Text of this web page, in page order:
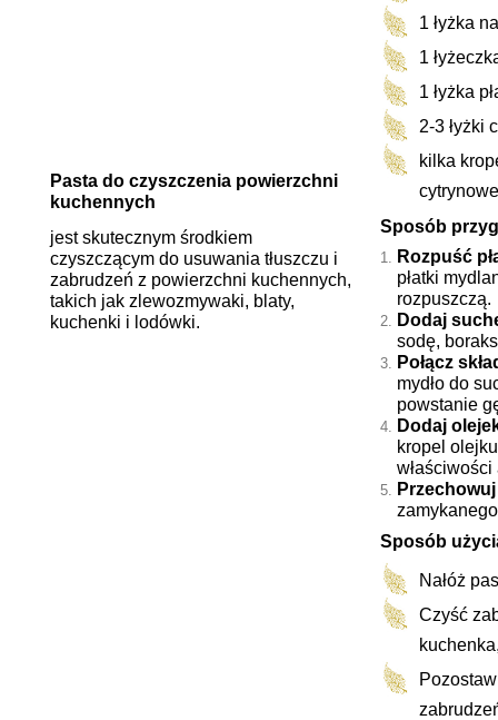
Pasta do czyszczenia powierzchni
kuchennych
jest skutecznym środkiem
czyszczącym do usuwania tłuszczu i
zabrudzeń z powierzchni kuchennych,
takich jak zlewozmywaki, blaty,
kuchenki i lodówki.
1 łyżka
1
1 łyżka
2-3 łyżki
kilka
Sposób
Rozpuść
płatki
rozpuszczą.
Dodaj
sodę,
Połącz
mydło do
powstanie
Dodaj
kropel
Sposób
Nałóż
Czyść